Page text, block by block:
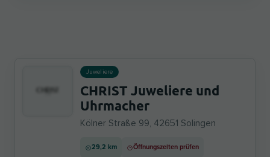
Juweliere
CHRIST Juweliere und
Uhrmacher
Kölner Straße 99, 42651 Solingen
29,2 km Öffnungszeiten prüfen